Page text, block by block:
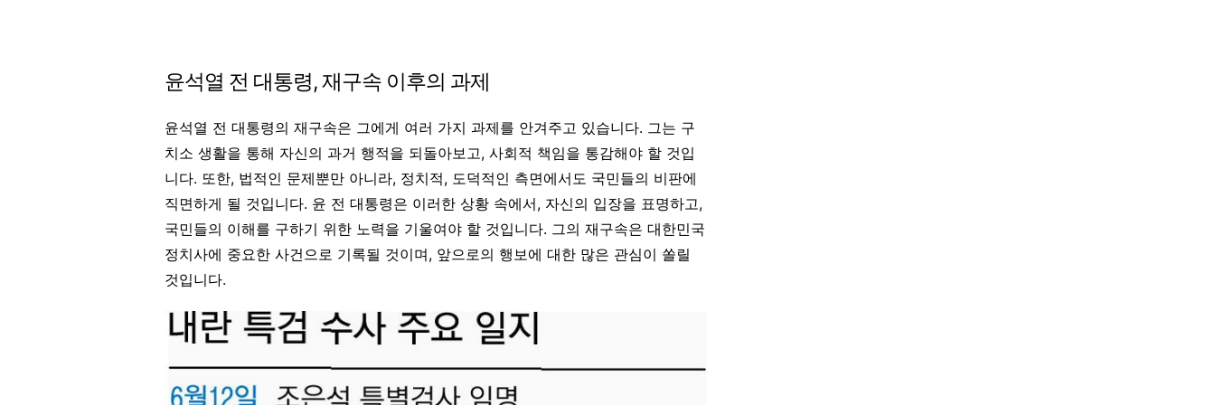
윤석열 전 대통령, 재구속 이후의 과제
윤석열 전 대통령의 재구속은 그에게 여러 가지 과제를 안겨주고 있습니다. 그는 구
치소 생활을 통해 자신의 과거 행적을 되돌아보고, 사회적 책임을 통감해야 할 것입
니다. 또한, 법적인 문제뿐만 아니라, 정치적, 도덕적인 측면에서도 국민들의 비판에
직면하게 될 것입니다. 윤 전 대통령은 이러한 상황 속에서, 자신의 입장을 표명하고,
국민들의 이해를 구하기 위한 노력을 기울여야 할 것입니다. 그의 재구속은 대한민국
정치사에 중요한 사건으로 기록될 것이며, 앞으로의 행보에 대한 많은 관심이 쏠릴
것입니다.